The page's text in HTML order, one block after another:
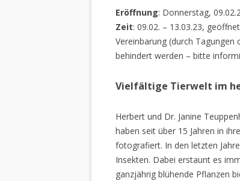
Eröffnung: Donnerstag,
Zeit: 09.02. – 13.03.23,
Vereinbarung (durch
behindert werden – bitte
Vielfältige Tierwelt im
Herbert und Dr. Janine
haben seit über 15 Jahren in
fotografiert. In den letzten
Insekten. Dabei erstaunt es
ganzjährig blühende Pflanzen